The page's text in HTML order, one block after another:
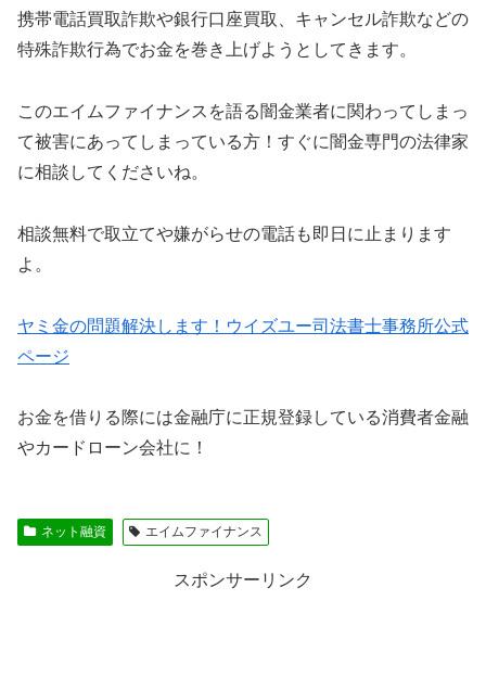
携帯電話買取詐欺や銀行口座買取、キャンセル詐欺などの
特殊詐欺行為でお金を巻き上げようとしてきます。
このエイムファイナンスを語る闇金業者に関わってしまっ
て被害にあってしまっている方！すぐに闇金専門の法律家
に相談してくださいね。
相談無料で取立てや嫌がらせの電話も即日に止まります
よ。
ヤミ金の問題解決します！ウイズユー司法書士事務所公式
ページ
お金を借りる際には金融庁に正規登録している消費者金融
やカードローン会社に！
ネット融資 エイムファイナンス
スポンサーリンク